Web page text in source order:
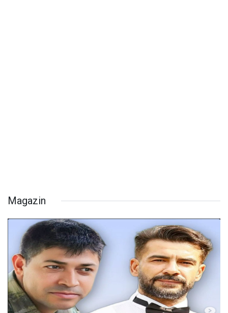
Magazin